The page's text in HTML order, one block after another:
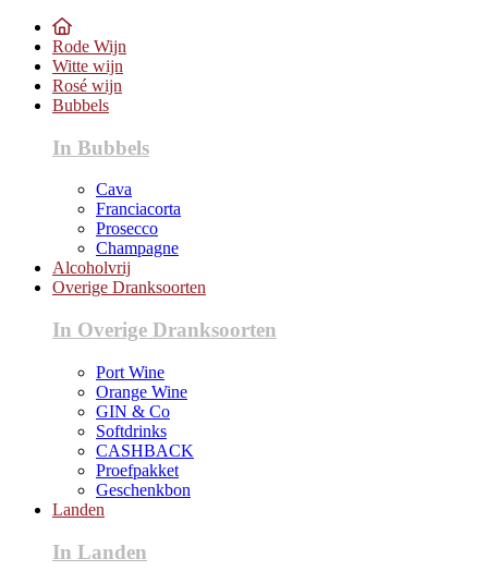
Rode Wijn
Witte wijn
Rosé wijn
Bubbels
In Bubbels
Cava
Franciacorta
Prosecco
Champagne
Alcoholvrij
Overige Dranksoorten
In Overige Dranksoorten
Port Wine
Orange Wine
GIN & Co
Softdrinks
CASHBACK
Proefpakket
Geschenkbon
Landen
In Landen